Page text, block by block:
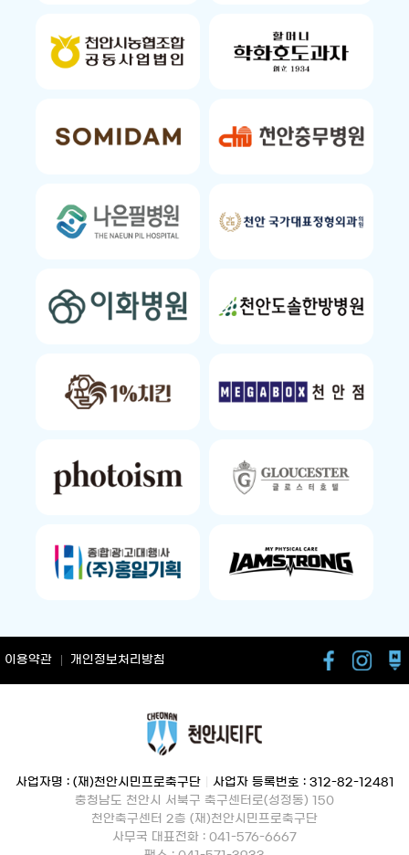
이용약관 개인정보처리방침
사업자명 : (재)천안시민프로축구단
사업자 등록번호 : 312-82-12481
충청남도 천안시 서북구 축구센터로(성정동) 150
천안축구센터 2층 (재)천안시민프로축구단
사무국 대표전화 : 041-576-6667